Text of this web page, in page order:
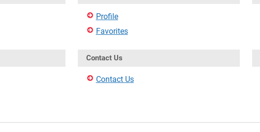
Profile
Favorites
Contact Us
Contact Us